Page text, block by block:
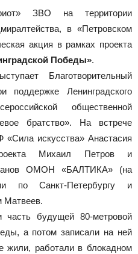
ЗВО на территории
в «Петровском
акция в рамках проекта
Победы».
Благотворительный
Ленинградского
общественной
братство». На встрече
«Сила искусства» Анастасия
Михаил Петров и
ОМОН «БАЛТИКА» (на
по Санкт-Петербургу и
Матвеев.
часть будущей 80-метровой
а потом записали на ней
жили, работали в блокадном